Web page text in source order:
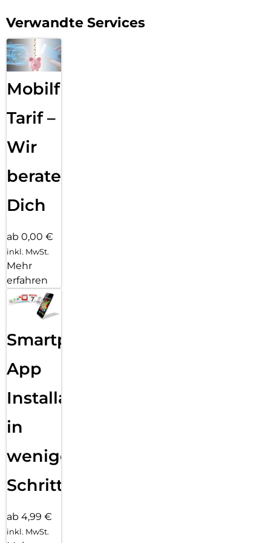
robusten Schutz zu genießen.
Verwandte Services
Mobilfunk
Tarif –
Wir
beraten
Dich
ab 0,00 €
inkl. MwSt.
Mehr
erfahren
Smartphone
App
Installation
in
wenigen
Schritten
ab 4,99 €
inkl. MwSt.